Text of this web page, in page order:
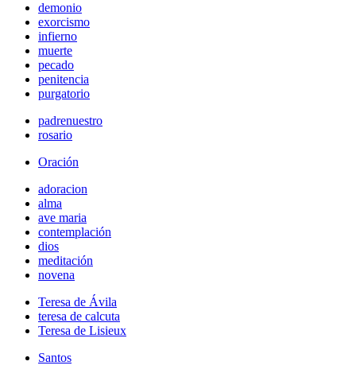
demonio
exorcismo
infierno
muerte
pecado
penitencia
purgatorio
padrenuestro
rosario
Oración
adoracion
alma
ave maria
contemplación
dios
meditación
novena
Teresa de Ávila
teresa de calcuta
Teresa de Lisieux
Santos